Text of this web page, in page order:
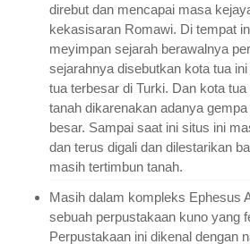
direbut dan mencapai masa
kekasisaran Romawi. Di tempat
meyimpan sejarah berawalnya
sejarahnya disebutkan kota tua
tua terbesar di Turki. Dan kota
tanah dikarenakan adanya
besar. Sampai saat ini situs ini
dan terus digali dan dilestarikan
masih tertimbun tanah.
Masih dalam kompleks Ephesus
sebuah perpustakaan kuno yang
Perpustakaan ini dikenal dengan